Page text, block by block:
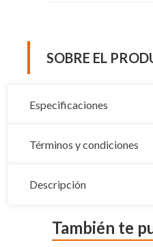
SOBRE EL
Especificaciones
Términos y condiciones
Descripción
También te